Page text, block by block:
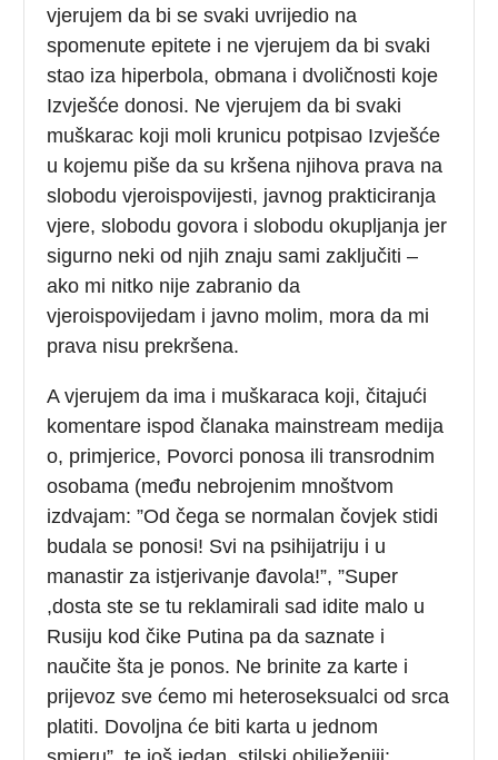
vjerujem da bi se svaki uvrijedio na
spomenute epitete i ne vjerujem da bi svaki
stao iza hiperbola, obmana i dvoličnosti koje
Izvješće donosi. Ne vjerujem da bi svaki
muškarac koji moli krunicu potpisao Izvješće
u kojemu piše da su kršena njihova prava na
slobodu vjeroispovijesti, javnog prakticiranja
vjere, slobodu govora i slobodu okupljanja jer
sigurno neki od njih znaju sami zaključiti –
ako mi nitko nije zabranio da
vjeroispovijedam i javno molim, mora da mi
prava nisu prekršena.
A vjerujem da ima i muškaraca koji, čitajući
komentare ispod članaka mainstream medija
o, primjerice, Povorci ponosa ili transrodnim
osobama (među nebrojenim mnoštvom
izdvajam: ”Od čega se normalan čovjek stidi
budala se ponosi! Svi na psihijatriju i u
manastir za istjerivanje đavola!”, ”Super
,dosta ste se tu reklamirali sad idite malo u
Rusiju kod čike Putina pa da saznate i
naučite šta je ponos. Ne brinite za karte i
prijevoz sve ćemo mi heteroseksualci od srca
platiti. Dovoljna će biti karta u jednom